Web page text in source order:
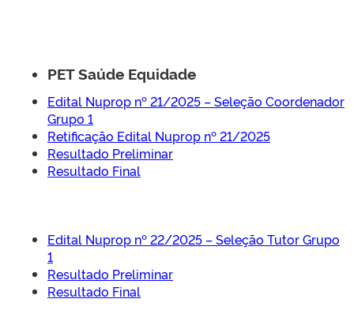
PET Saúde Equidade
Edital Nuprop nº 21/2025 – Seleção Coordenador
Grupo 1
Retificação Edital Nuprop nº 21/2025
Resultado Preliminar
Resultado Final
Edital Nuprop nº 22/2025 – Seleção Tutor Grupo
1
Resultado Preliminar
Resultado Final